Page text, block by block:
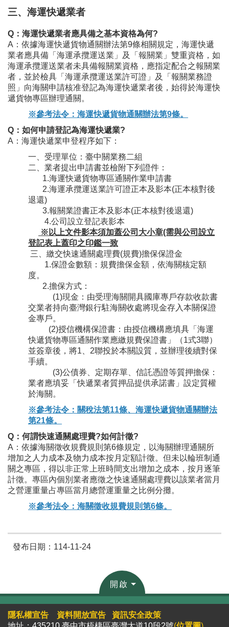
三、海運快遞業者
Q：海運快遞業者應具備之基本資格為何?
A：依據海運快遞貨物通關辦法第9條相關規定，海運快遞
業者應具備「海運承攬運送業」及「報關業」雙重資格，如
海運承攬運送業者未具備報關業資格，應指定配合之報關業
者，並於檢具「海運承攬運送業許可證」及「報關業務證
照」向海關申請核准登記為海運快遞業者後，始得於海運快
遞貨物專區辦理通關。
※參考法令：海運快遞貨物通關辦法第9條。
Q：如何申請登記為海運快遞業?
A：海運快遞業申登程序如下：
一、受理單位：臺中關業務二組
二、業者提出申請書並檢附下列證件：
1.海運快遞貨物專區通關作業申請書
2.海運承攬運送業許可證正本及影本(正本核對後
退還)
3.報關業證書正本及影本(正本核對後退還)
4.公司設立登記表影本
※以上文件影本須加蓋公司大小章(需與公司設立
登記表上蓋印之印鑑一致
三、繳交快速通關處理費(規費)擔保保證金
1.保證金數額：規費擔保金額，依海關核定額
度。
2.擔保方式：
(1)現金：由受理海關開具國庫專戶存款收款書
交業者持向臺灣銀行駐海關收處將現金存入本關保證
金專戶。
(2)授信機構保證書：由授信機構應填具「海運
快遞貨物專區通關作業應繳規費保證書」（1式3聯）
並簽章後，將1、2聯投於本關設質，並辦理後續對保
手續。
(3)公債券、定期存單、信託憑證等質押擔保：
業者應填妥「快遞業者質押品提供承諾書」設定質權
於海關。
※參考法令：關稅法第11條、 海運快遞貨物通關辦法
第21條。
Q：何謂快速通關處理費?如何計徵?
A：依據海關徵收規費規則第6條規定，以海關辦理通關所
增加之人力成本及物力成本按月定額計徵。但未以輪班制通
關之專區，得以非正常上班時間支出增加之成本，按月逐筆
計徵。專區內個別業者應徵之快速通關處理費以該業者當月
之營運重量占專區當月總營運重量之比例分攤。
※參考法令：海關徵收規費規則第6條。
發布日期：114-11-24
開啟
隱私權宣告 資料開放宣告
資訊安全政策